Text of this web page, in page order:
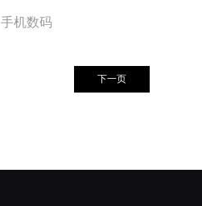
手机数码
下一页